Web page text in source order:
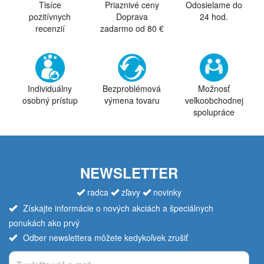
Tisíce
pozitívnych
recenzií
Priaznivé ceny
Doprava
zadarmo od 80 €
Odosielame do
24 hod.
Individuálny
osobný prístup
Bezproblémová
výmena tovaru
Možnosť
veľkoobchodnej
spolupráce
NEWSLETTER
radca zľavy
novinky
Získajte informácie o nových akciách a špeciálnych
ponukách ako prvý
Odber newslettera môžete kedykoľvek zrušiť